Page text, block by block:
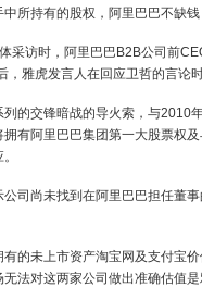
所持有的股权，阿里巴巴不缺钱
采访时，阿里巴巴B2B公司前
，雅虎发言人在回应卫哲的言论
列的交锋暗战的导火索，与
有阿里巴巴集团第一大股票权
司尚未找到在阿里巴巴担任董
有的未上市资产淘宝网及支付宝
法对这两家公司做出准确估值